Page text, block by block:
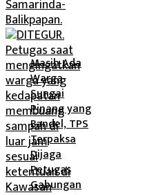
Masih Ada
Warga
Sungai
Pinang yang
Bandel, TPS
Terpaksa
Dijaga
Petugas
Gabungan